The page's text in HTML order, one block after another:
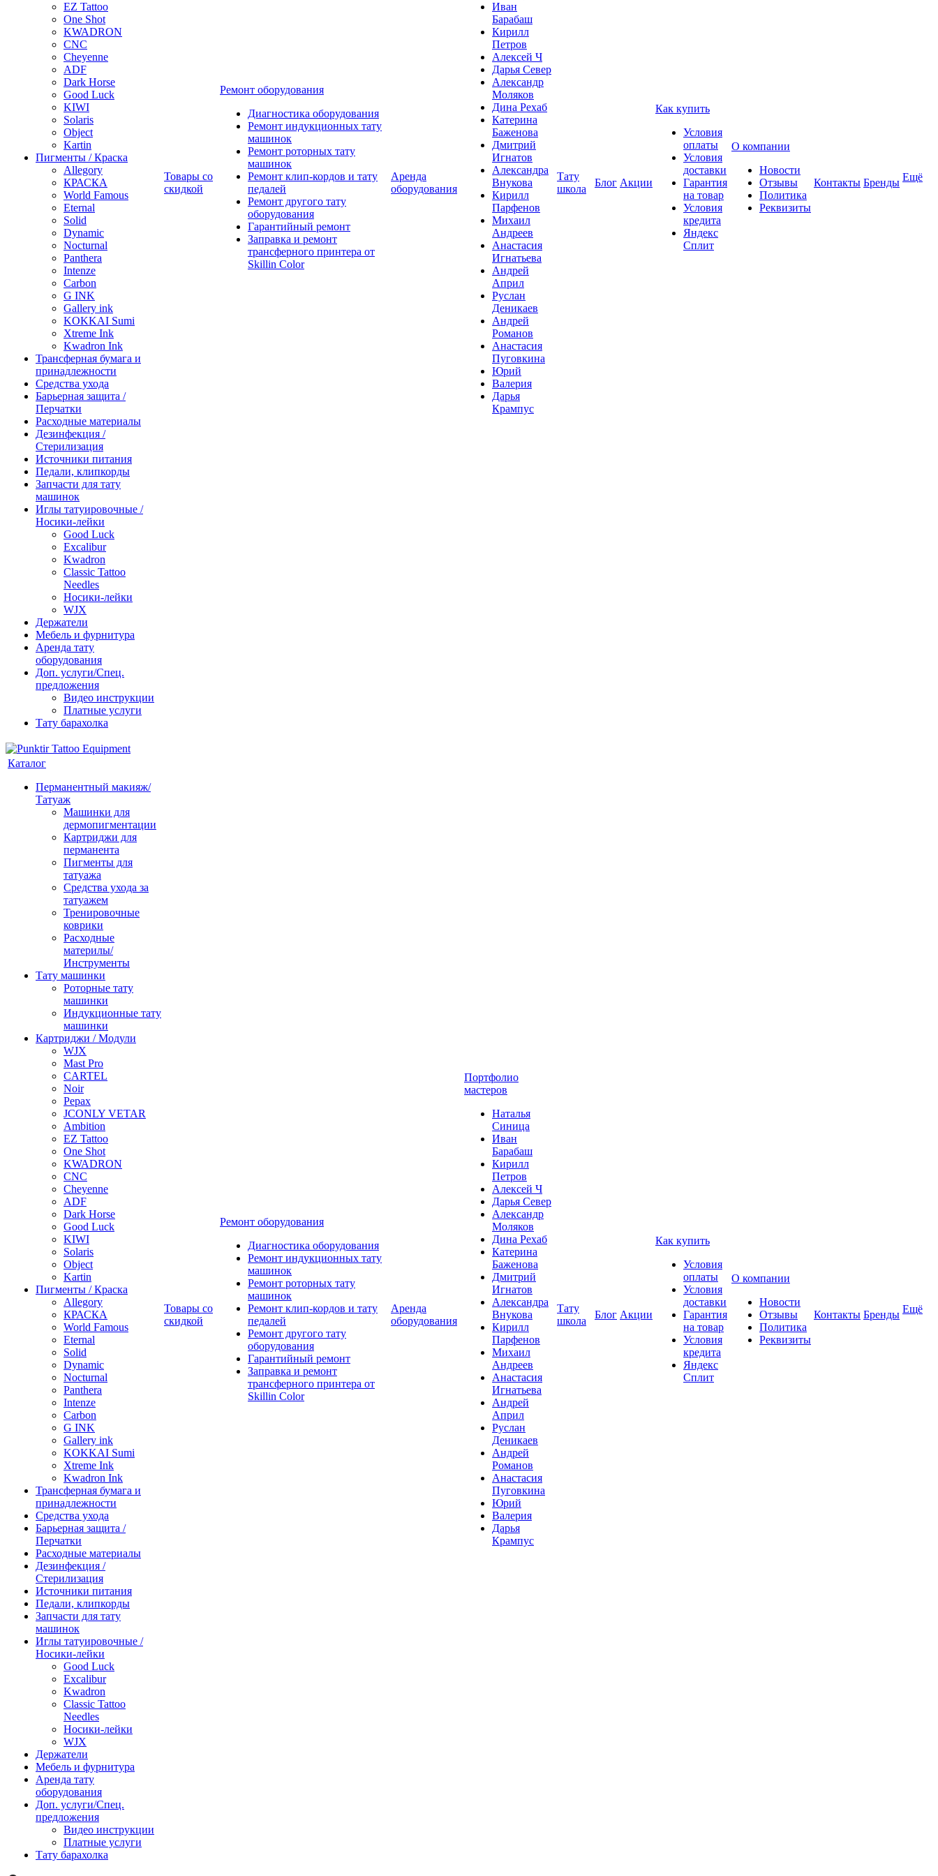
EZ Tattoo
One Shot
KWADRON
CNC
Cheyenne
ADF
Dark Horse
Good Luck
KIWI
Solaris
Object
Kartin
Пигменты / Краска
Allegory
КРАСКА
World Famous
Eternal
Solid
Dynamic
Nocturnal
Panthera
Intenze
Carbon
G INK
Gallery ink
KOKKAI Sumi
Xtreme Ink
Kwadron Ink
Трансферная бумага и
принадлежности
Средства ухода
Барьерная защита /
Перчатки
Расходные материалы
Дезинфекция /
Стерилизация
Источники питания
Педали, клипкорды
Запчасти для тату
машинок
Иглы татуировочные /
Носики-лейки
Good Luck
Excalibur
Kwadron
Classic Tattoo
Needles
Носики-лейки
WJX
Держатели
Мебель и фурнитура
Аренда тату
оборудования
Доп. услуги/Спец.
предложения
Видео инструкции
Платные услуги
Тату барахолка
Товары со
скидкой
Ремонт оборудования
Диагностика оборудования
Ремонт индукционных тату
машинок
Ремонт роторных тату
машинок
Ремонт клип-кордов и тату
педалей
Ремонт другого тату
оборудования
Гарантийный ремонт
Заправка и ремонт
трансферного принтера от
Skillin Color
Аренда
оборудования
Иван
Барабаш
Кирилл
Петров
Алексей Ч
Дарья Север
Александр
Моляков
Дина Рехаб
Катерина
Баженова
Дмитрий
Игнатов
Александра
Внукова
Кирилл
Парфенов
Михаил
Андреев
Анастасия
Игнатьева
Андрей
Април
Руслан
Деникаев
Андрей
Романов
Анастасия
Пуговкина
Юрий
Валерия
Дарья
Крампус
Тату
школа
Блог Акции
Как купить
Условия
оплаты
Условия
доставки
Гарантия
на товар
Условия
кредита
Яндекс
Сплит
О компании
Новости
Отзывы
Политика
Реквизиты
Контакты Бренды Ещё
Каталог
Перманентный макияж/
Татуаж
Машинки для
дермопигментации
Картриджи для
перманента
Пигменты для
татуажа
Средства ухода за
татуажем
Тренировочные
коврики
Расходные
материлы/
Инструменты
Тату машинки
Роторные тату
машинки
Индукционные тату
машинки
Картриджи / Модули
WJX
Mast Pro
CARTEL
Noir
Pepax
JCONLY VETAR
Ambition
EZ Tattoo
One Shot
KWADRON
CNC
Cheyenne
ADF
Dark Horse
Good Luck
KIWI
Solaris
Object
Kartin
Пигменты / Краска
Allegory
КРАСКА
World Famous
Eternal
Solid
Dynamic
Nocturnal
Panthera
Intenze
Carbon
G INK
Gallery ink
KOKKAI Sumi
Xtreme Ink
Kwadron Ink
Трансферная бумага и
принадлежности
Средства ухода
Барьерная защита /
Перчатки
Расходные материалы
Дезинфекция /
Стерилизация
Источники питания
Педали, клипкорды
Запчасти для тату
машинок
Иглы татуировочные /
Носики-лейки
Good Luck
Excalibur
Kwadron
Classic Tattoo
Needles
Носики-лейки
WJX
Держатели
Мебель и фурнитура
Аренда тату
оборудования
Доп. услуги/Спец.
предложения
Видео инструкции
Платные услуги
Тату барахолка
Товары со
скидкой
Ремонт оборудования
Диагностика оборудования
Ремонт индукционных тату
машинок
Ремонт роторных тату
машинок
Ремонт клип-кордов и тату
педалей
Ремонт другого тату
оборудования
Гарантийный ремонт
Заправка и ремонт
трансферного принтера от
Skillin Color
Аренда
оборудования
Портфолио
мастеров
Наталья
Синица
Иван
Барабаш
Кирилл
Петров
Алексей Ч
Дарья Север
Александр
Моляков
Дина Рехаб
Катерина
Баженова
Дмитрий
Игнатов
Александра
Внукова
Кирилл
Парфенов
Михаил
Андреев
Анастасия
Игнатьева
Андрей
Април
Руслан
Деникаев
Андрей
Романов
Анастасия
Пуговкина
Юрий
Валерия
Дарья
Крампус
Тату
школа
Блог Акции
Как купить
Условия
оплаты
Условия
доставки
Гарантия
на товар
Условия
кредита
Яндекс
Сплит
О компании
Новости
Отзывы
Политика
Реквизиты
Контакты Бренды Ещё